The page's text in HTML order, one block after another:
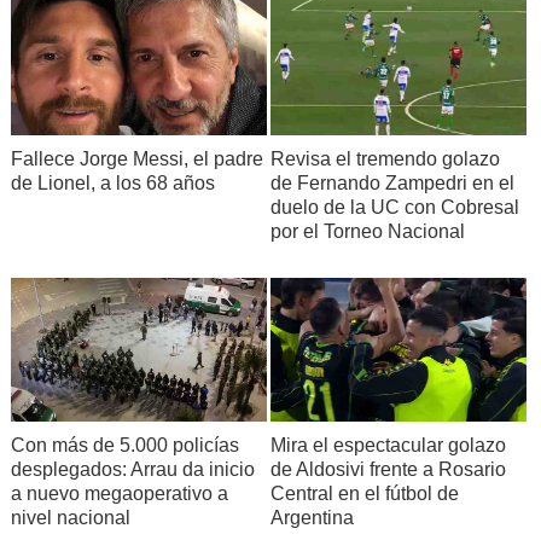
Fallece Jorge Messi, el padre
de Lionel, a los 68 años
Revisa el tremendo golazo
de Fernando Zampedri en el
duelo de la UC con Cobresal
por el Torneo Nacional
Con más de 5.000 policías
desplegados: Arrau da inicio
a nuevo megaoperativo a
nivel nacional
Mira el espectacular golazo
de Aldosivi frente a Rosario
Central en el fútbol de
Argentina